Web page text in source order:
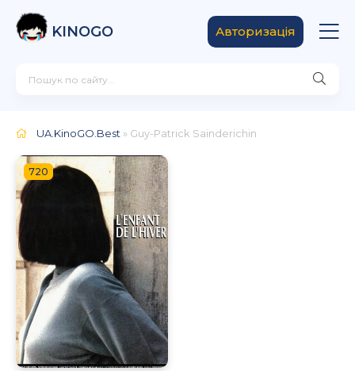
KINOGO Авторизація
UA.KinoGO.Best » Guy-Patrick Sainderichin
720